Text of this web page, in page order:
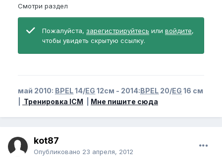
Смотри раздел
Пожалуйста, зарегистрируйтесь или войдите,
чтобы увидеть скрытую ссылку.
май 2010: BPEL14/EG 12см - 2014:BPEL 20/EG 16 см
Тренировка ICM Мне пишите сюда
kot87
Опубликовано 23 апреля, 2012